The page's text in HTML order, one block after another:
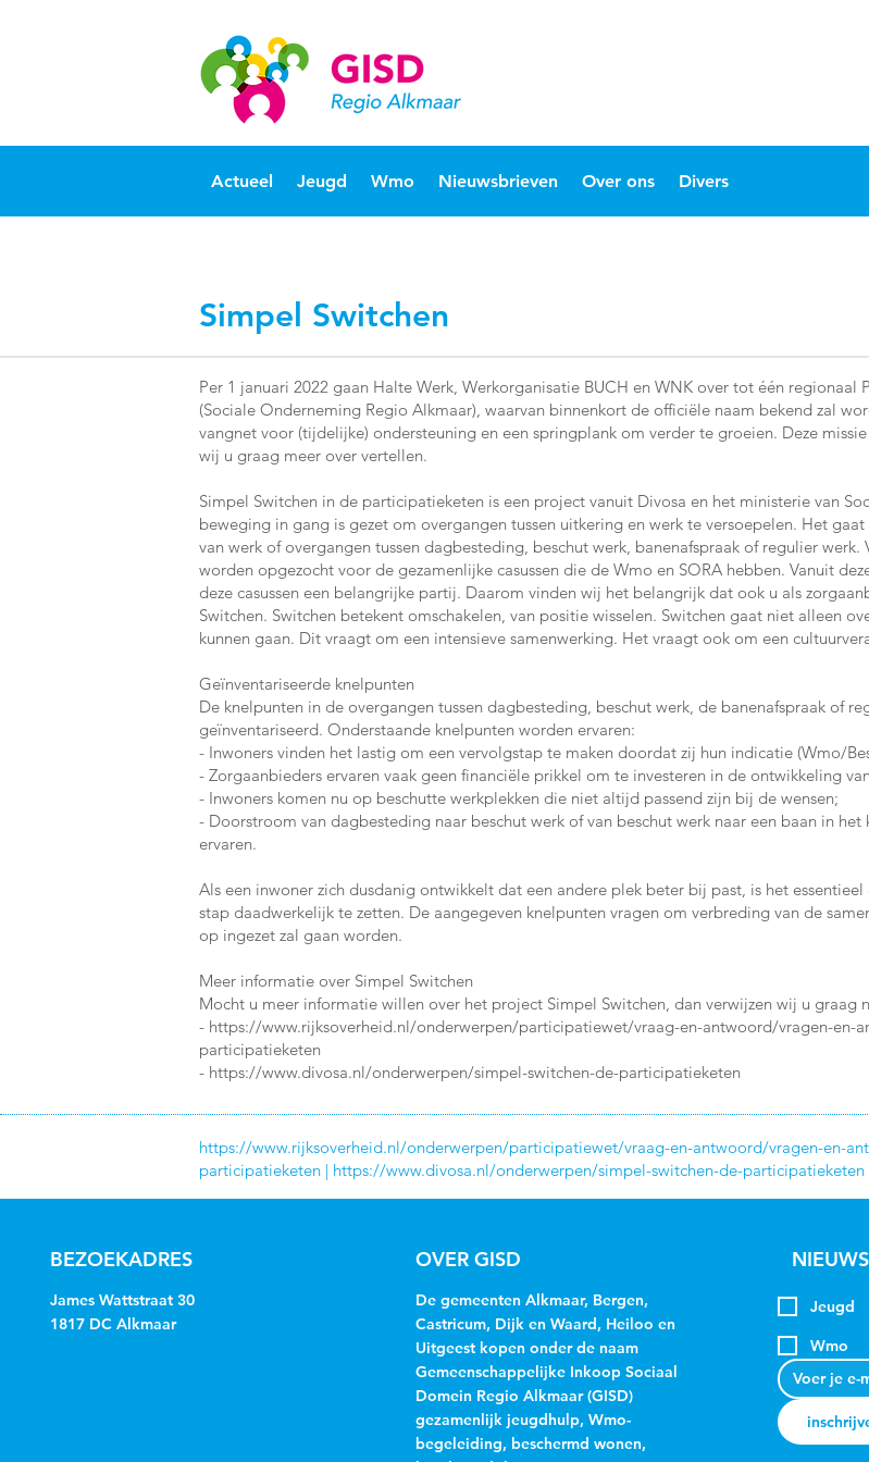
Actueel Jeugd Wmo Nieuwsbrieven Over ons Divers
Simpel Switchen
Per 1 januari 2022 gaan Halte Werk, Werkorganisatie BUCH en WNK over tot één
(Sociale Onderneming Regio Alkmaar), waarvan binnenkort de officiële naam bekend zal
vangnet voor (tijdelijke) ondersteuning en een springplank om verder te groeien. Deze
wij u graag meer over vertellen.
Simpel Switchen in de participatieketen is een project vanuit Divosa en het ministerie van
beweging in gang is gezet om overgangen tussen uitkering en werk te versoepelen. Het
van werk of overgangen tussen dagbesteding, beschut werk, banenafspraak of regulier
worden opgezocht voor de gezamenlijke casussen die de Wmo en SORA hebben. Vanuit
deze casussen een belangrijke partij. Daarom vinden wij het belangrijk dat ook u als
Switchen. Switchen betekent omschakelen, van positie wisselen. Switchen gaat niet alleen
kunnen gaan. Dit vraagt om een intensieve samenwerking. Het vraagt ook om een
Geïnventariseerde knelpunten
De knelpunten in de overgangen tussen dagbesteding, beschut werk, de banenafspraak of
geïnventariseerd. Onderstaande knelpunten worden ervaren:
- Inwoners vinden het lastig om een vervolgstap te maken doordat zij hun indicatie (Wmo/
- Zorgaanbieders ervaren vaak geen financiële prikkel om te investeren in de ontwikkeling
- Inwoners komen nu op beschutte werkplekken die niet altijd passend zijn bij de wensen;
- Doorstroom van dagbesteding naar beschut werk of van beschut werk naar een baan in
ervaren.
Als een inwoner zich dusdanig ontwikkelt dat een andere plek beter bij past, is het
stap daadwerkelijk te zetten. De aangegeven knelpunten vragen om verbreding van de
op ingezet zal gaan worden.
Meer informatie over Simpel Switchen
Mocht u meer informatie willen over het project Simpel Switchen, dan verwijzen wij u graag
- https://www.rijksoverheid.nl/onderwerpen/participatiewet/vraag-en-antwoord/vragen-en-
participatieketen
- https://www.divosa.nl/onderwerpen/simpel-switchen-de-participatieketen
https://www.rijksoverheid.nl/onderwerpen/participatiewet/vraag-en-antwoord/vragen-en-
participatieketen | https://www.divosa.nl/onderwerpen/simpel-switchen-de-participatieketen
BEZOEKADRES
James Wattstraat 30
1817 DC Alkmaar
OVER GISD
De gemeenten Alkmaar, Bergen,
Castricum, Dijk en Waard, Heiloo en
Uitgeest kopen onder de naam
Gemeenschappelijke Inkoop Sociaal
Domein Regio Alkmaar (GISD)
gezamenlijk jeugdhulp, Wmo-
begeleiding, beschermd wonen,
Jeugd
Wmo